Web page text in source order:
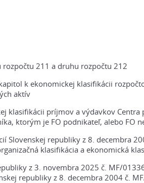
211 a druhu rozpočtu 212
k ekonomickej klasifikácii
aktív
klasifikácii príjmov a výdavkov
ktorým je FO podnikateľ, alebo FO
Slovenskej republiky z 8. decembra
klasifikácia a ekonomická
z 3. novembra 2025 č. MF/
republiky z 8. decembra 2004 č.